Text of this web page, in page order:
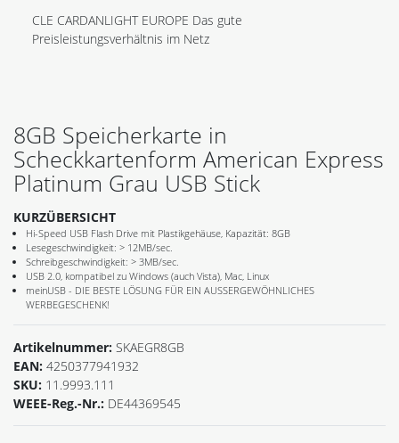
CLE CARDANLIGHT EUROPE Das gute
Preisleistungsverhältnis im Netz
8GB Speicherkarte in
Scheckkartenform American Express
Platinum Grau USB Stick
KURZÜBERSICHT
Hi-Speed USB Flash Drive mit Plastikgehäuse, Kapazität: 8GB
Lesegeschwindigkeit: > 12MB/sec.
Schreibgeschwindigkeit: > 3MB/sec.
USB 2.0, kompatibel zu Windows (auch Vista), Mac, Linux
meinUSB - DIE BESTE LÖSUNG FÜR EIN AUSSERGEWÖHNLICHES
WERBEGESCHENK!
Artikelnummer: SKAEGR8GB
EAN: 4250377941932
SKU: 11.9993.111
WEEE-Reg.-Nr.: DE44369545